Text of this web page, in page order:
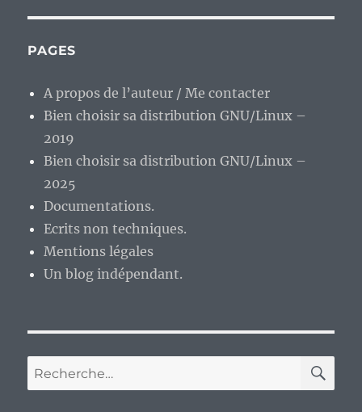
PAGES
A propos de l’auteur / Me contacter
Bien choisir sa distribution GNU/Linux –
2019
Bien choisir sa distribution GNU/Linux –
2025
Documentations.
Ecrits non techniques.
Mentions légales
Un blog indépendant.
Recherche
pour :